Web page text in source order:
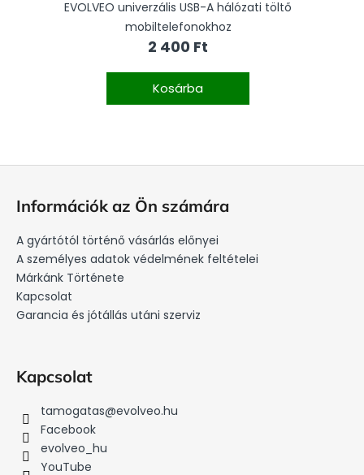
EVOLVEO univerzális USB-A hálózati töltő
mobiltelefonokhoz
2 400 Ft
Kosárba
Információk az Ön számára
A gyártótól történő vásárlás előnyei
A személyes adatok védelmének feltételei
Márkánk Története
Kapcsolat
Garancia és jótállás utáni szerviz
Kapcsolat
tamogatas@evolveo.hu
Facebook
evolveo_hu
YouTube